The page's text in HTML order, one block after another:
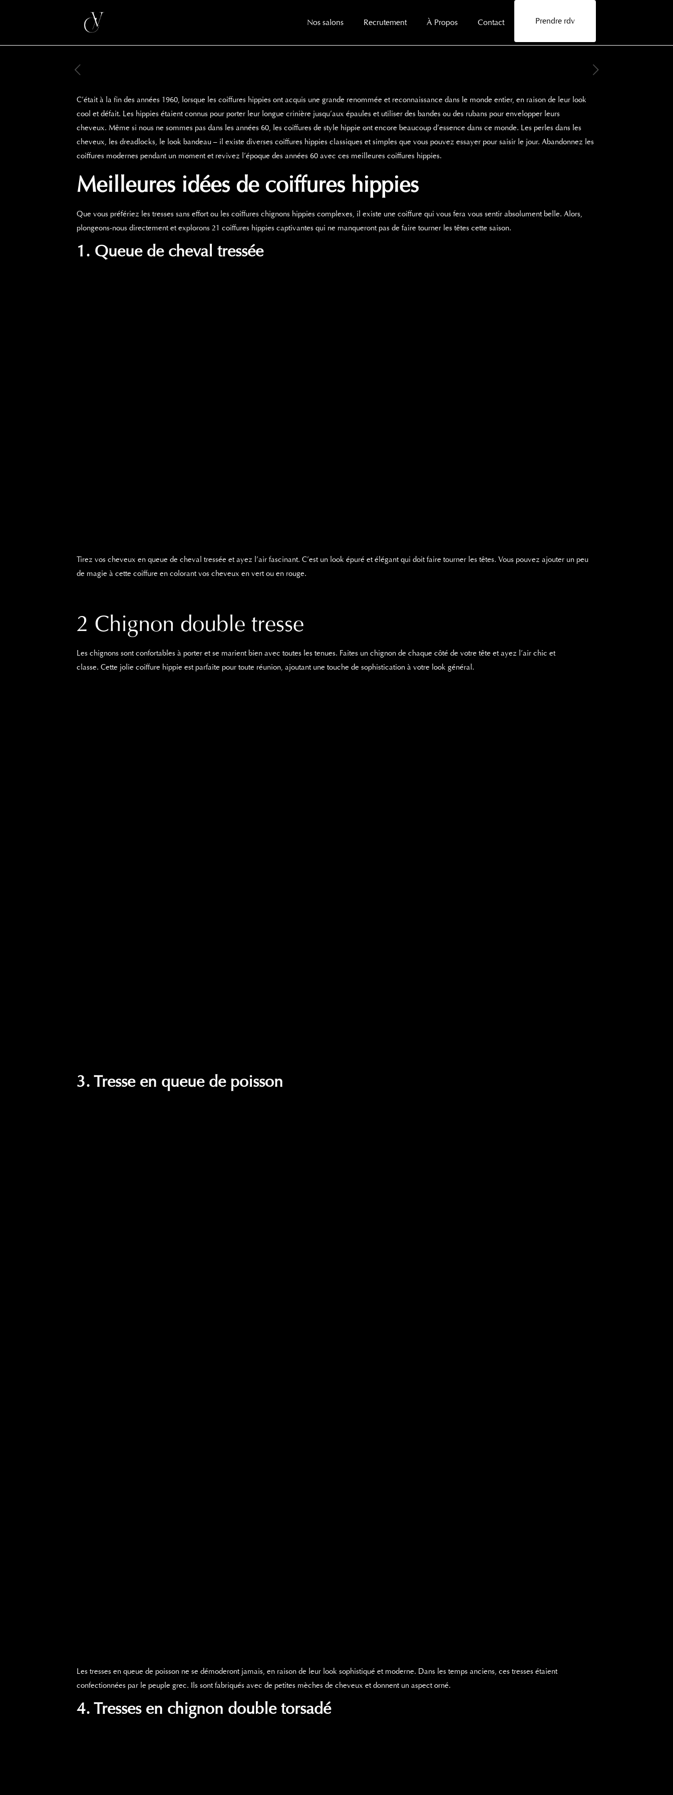
Nos salons Recrutement À Propos Contact Prendre rdv
C’était à la fin des années 1960, lorsque les coiffures hippies ont acquis une grande renommée et reconnaissance dans le monde entier, en raison de leur look
cool et défait. Les hippies étaient connus pour porter leur longue crinière jusqu’aux épaules et utiliser des bandes ou des rubans pour envelopper leurs
cheveux. Même si nous ne sommes pas dans les années 60, les coiffures de style hippie ont encore beaucoup d’essence dans ce monde. Les perles dans les
cheveux, les dreadlocks, le look bandeau – il existe diverses coiffures hippies classiques et simples que vous pouvez essayer pour saisir le jour. Abandonnez les
coiffures modernes pendant un moment et revivez l’époque des années 60 avec ces meilleures coiffures hippies.
Meilleures idées de coiffures hippies
Que vous préfériez les tresses sans effort ou les coiffures chignons hippies complexes, il existe une coiffure qui vous fera vous sentir absolument belle. Alors,
plongeons-nous directement et explorons 21 coiffures hippies captivantes qui ne manqueront pas de faire tourner les têtes cette saison.
1. Queue de cheval tressée
Tirez vos cheveux en queue de cheval tressée et ayez l’air fascinant. C’est un look épuré et élégant qui doit faire tourner les têtes. Vous pouvez ajouter un peu
de magie à cette coiffure en colorant vos cheveux en vert ou en rouge.
2 Chignon double tresse
Les chignons sont confortables à porter et se marient bien avec toutes les tenues. Faites un chignon de chaque côté de votre tête et ayez l’air chic et
classe. Cette jolie coiffure hippie est parfaite pour toute réunion, ajoutant une touche de sophistication à votre look général.
3. Tresse en queue de poisson
Les tresses en queue de poisson ne se démoderont jamais, en raison de leur look sophistiqué et moderne. Dans les temps anciens, ces tresses étaient
confectionnées par le peuple grec. Ils sont fabriqués avec de petites mèches de cheveux et donnent un aspect orné.
4. Tresses en chignon double torsadé